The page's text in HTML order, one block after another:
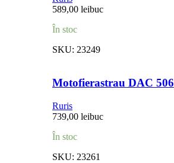
589,00 leibuc
În stoc
SKU: 23249
Motofierastrau DAC 506
Ruris
739,00 leibuc
În stoc
SKU: 23261